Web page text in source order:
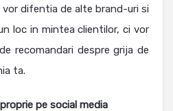
difentia de alte brand-uri si
loc in mintea clientilor, ci vor
recomandari despre grija de
ta.
pe social media